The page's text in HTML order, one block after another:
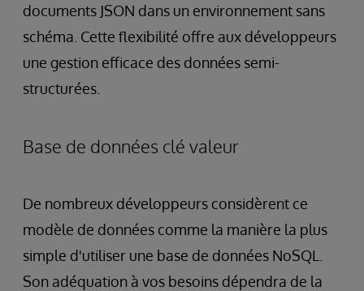
documents JSON dans un environnement sans
schéma. Cette flexibilité offre aux développeurs
une gestion efficace des données semi-
structurées.
Base de données clé valeur
De nombreux développeurs considèrent ce
modèle de données comme la manière la plus
simple d'utiliser une base de données NoSQL.
Son adéquation à vos besoins dépendra de la